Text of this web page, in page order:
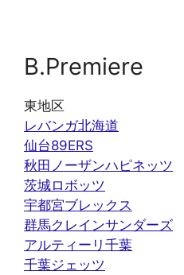
B.Premiere
東地区
レバンガ北海道
仙台89ERS
秋田ノーザンハピネッツ
茨城ロボッツ
宇都宮ブレックス
群馬クレインサンダーズ
アルティーリ千葉
千葉ジェッツ